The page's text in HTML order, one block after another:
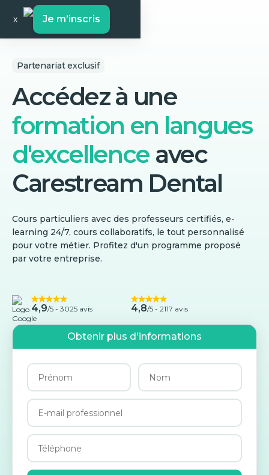
x Je m’inscris
Partenariat exclusif
Accédez à une
formation en langues
d'excellence avec
Carestream Dental
Cours particuliers avec des professeurs certifiés, e-
learning 24/7, cours collaboratifs, le tout personnalisé
pour votre métier. Profitez d'un programme proposé
par votre entreprise.
4,9/5 - 3025 avis 4,8/5 - 2117 avis
Obtenir plus d'informations